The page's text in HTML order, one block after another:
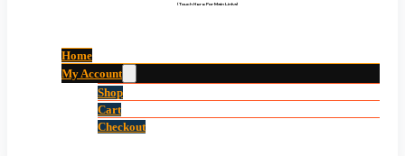
(Touch Here For Main Links)
Home
My Account
Shop
Cart
Checkout